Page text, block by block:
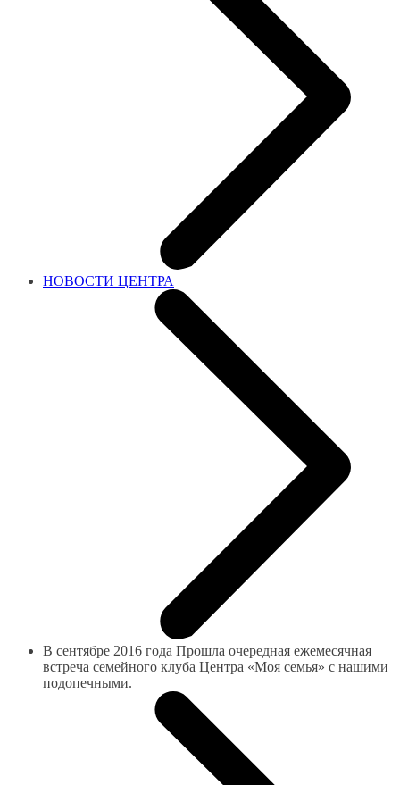
НОВОСТИ ЦЕНТРА
В сентябре 2016 года Прошла очередная ежемесячная
встреча семейного клуба Центра «Моя семья» с нашими
подопечными.